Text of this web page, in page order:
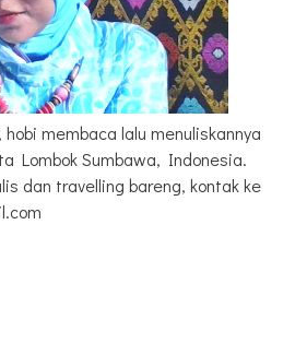
membaca lalu menuliskannya
Lombok Sumbawa, Indonesia.
dan travelling bareng, kontak ke